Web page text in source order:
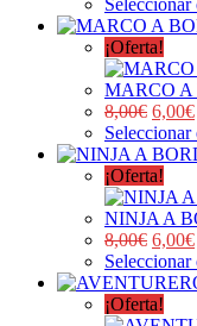
¡Oferta!
MARCO A
8,00€ 6,00€
Seleccionar
¡Oferta!
NINJA A
8,00€ 6,00€
Seleccionar
¡Oferta!